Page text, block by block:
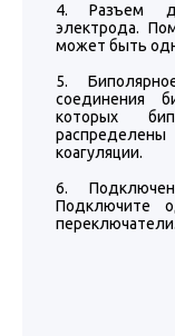
4. Разъем
электрода.
может быть
5.
соединения
которых
коагуляции.
6.
Подключите
переключатели.